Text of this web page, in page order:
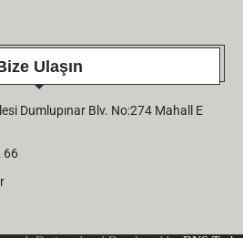
Ulaşın
Dumlupınar Blv. No:274 Mahall E
66
Designed and Developed byDNS Tech